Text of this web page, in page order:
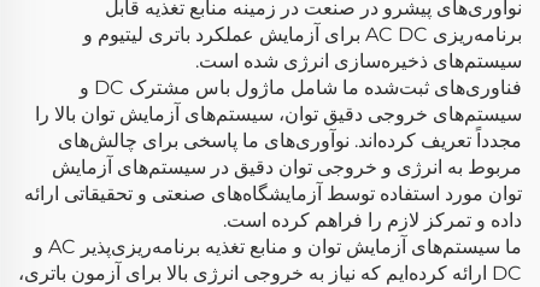
نوآوری‌های پیشرو در صنعت در زمینه منابع تغذیه قابل
برنامه‌ریزی AC DC برای آزمایش عملکرد باتری لیتیوم و
سیستم‌های ذخیره‌سازی انرژی شده است.
فناوری‌های ثبت‌شده ما شامل ماژول باس مشترک DC و
سیستم‌های خروجی دقیق توان، سیستم‌های آزمایش توان بالا را
مجدداً تعریف کرده‌اند. نوآوری‌های ما پاسخی برای چالش‌های
مربوط به انرژی و خروجی توان دقیق در سیستم‌های آزمایش
توان مورد استفاده توسط آزمایشگاه‌های صنعتی و تحقیقاتی ارائه
داده و تمرکز لازم را فراهم کرده است.
ما سیستم‌های آزمایش توان و منابع تغذیه برنامه‌ریزی‌پذیر AC و
DC ارائه کرده‌ایم که نیاز به خروجی انرژی بالا برای آزمون باتری،